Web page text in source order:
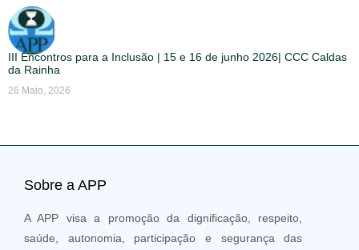
III Encontros para a Inclusão | 15 e 16 de junho 2026| CCC Caldas
da Rainha
26 Maio, 2026
Sobre a APP
A APP visa a promoção da dignificação, respeito,
saúde, autonomia, participação e segurança das